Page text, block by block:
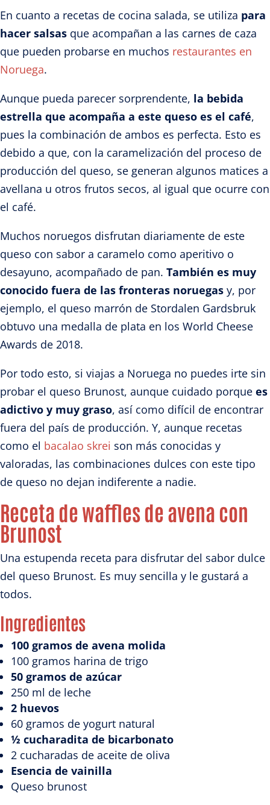
En cuanto a recetas de cocina salada, se utiliza para
hacer salsas que acompañan a las carnes de caza
que pueden probarse en muchos restaurantes en
Noruega.
Aunque pueda parecer sorprendente, la bebida
estrella que acompaña a este queso es el café,
pues la combinación de ambos es perfecta. Esto es
debido a que, con la caramelización del proceso de
producción del queso, se generan algunos matices a
avellana u otros frutos secos, al igual que ocurre con
el café.
Muchos noruegos disfrutan diariamente de este
queso con sabor a caramelo como aperitivo o
desayuno, acompañado de pan. También es muy
conocido fuera de las fronteras noruegas y, por
ejemplo, el queso marrón de Stordalen Gardsbruk
obtuvo una medalla de plata en los World Cheese
Awards de 2018.
Por todo esto, si viajas a Noruega no puedes irte sin
probar el queso Brunost, aunque cuidado porque es
adictivo y muy graso, así como difícil de encontrar
fuera del país de producción. Y, aunque recetas
como el bacalao skrei son más conocidas y
valoradas, las combinaciones dulces con este tipo
de queso no dejan indiferente a nadie.
Receta de waffles de avena con
Brunost
Una estupenda receta para disfrutar del sabor dulce
del queso Brunost. Es muy sencilla y le gustará a
todos.
Ingredientes
100 gramos de avena molida
100 gramos harina de trigo
50 gramos de azúcar
250 ml de leche
2 huevos
60 gramos de yogurt natural
½ cucharadita de bicarbonato
2 cucharadas de aceite de oliva
Esencia de vainilla
Queso brunost